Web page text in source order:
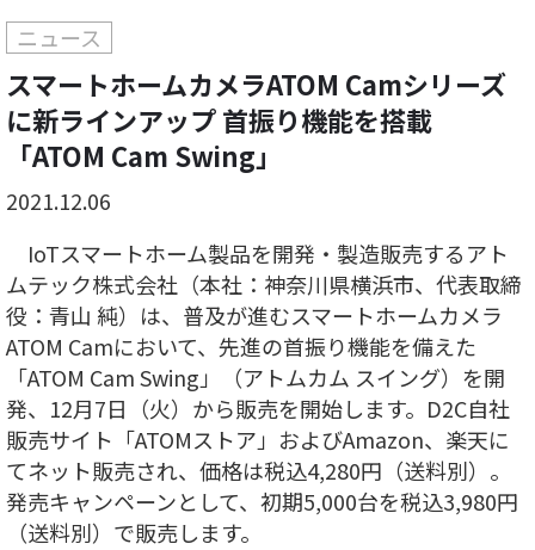
ニュース
スマートホームカメラATOM Camシリーズ
に新ラインアップ 首振り機能を搭載
「ATOM Cam Swing」
2021.12.06
IoTスマートホーム製品を開発・製造販売するアト
ムテック株式会社（本社：神奈川県横浜市、代表取締
役：青山 純）は、普及が進むスマートホームカメラ
ATOM Camにおいて、先進の首振り機能を備えた
「ATOM Cam Swing」（アトムカム スイング）を開
発、12月7日（火）から販売を開始します。D2C自社
販売サイト「ATOMストア」およびAmazon、楽天に
てネット販売され、価格は税込4,280円（送料別）。
発売キャンペーンとして、初期5,000台を税込3,980円
（送料別）で販売します。